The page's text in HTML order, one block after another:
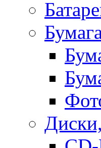
Бумага